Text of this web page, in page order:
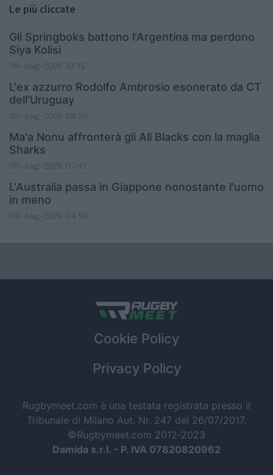
Le più cliccate
Gli Springboks battono l'Argentina ma perdono
Siya Kolisi
09-Aug-2026 10:15
L'ex azzurro Rodolfo Ambrosio esonerato da CT
dell'Uruguay
09-Aug-2026 08:59
Ma'a Nonu affronterà gli All Blacks con la maglia
Sharks
09-Aug-2026 07:47
L'Australia passa in Giappone nonostante l'uomo
in meno
08-Aug-2026 04:56
Cookie Policy
Privacy Policy
Rugbymeet.com è una testata registrata presso il
Tribunale di Milano Aut. Nr. 247 del 26/07/2017.
©Rugbymeet.com 2012-2023
Damida s.r.l. - P. IVA 07820820962